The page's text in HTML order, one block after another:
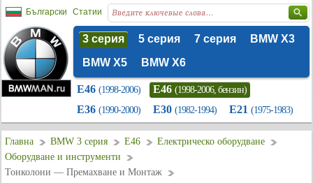
Български Статии
3 серия 5 серия 7 серия
BMW X3
BMW X5
BMW X6
E46 (1998-2006) E46 (1998-2006, бензин)
E36 (1990-2000) E30 (1982-1994) E21 (1975-1983)
Главна BMW 3 серия E46
Електрическо оборудване
Оборудване и инструменти
Тонколони — Премахване и Монтаж